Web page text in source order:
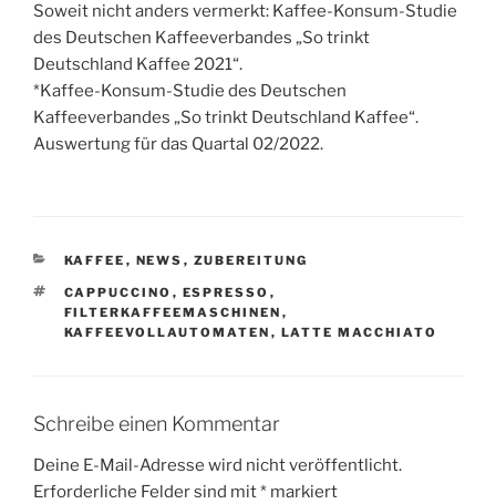
Soweit nicht anders vermerkt: Kaffee-Konsum-Studie
des Deutschen Kaffeeverbandes „So trinkt
Deutschland Kaffee 2021“.
*Kaffee-Konsum-Studie des Deutschen
Kaffeeverbandes „So trinkt Deutschland Kaffee“.
Auswertung für das Quartal 02/2022.
KATEGORIEN
KAFFEE , NEWS , ZUBEREITUNG
SCHLAGWÖRTER
CAPPUCCINO , ESPRESSO ,
FILTERKAFFEEMASCHINEN ,
KAFFEEVOLLAUTOMATEN , LATTE MACCHIATO
Schreibe einen Kommentar
Deine E-Mail-Adresse wird nicht veröffentlicht.
Erforderliche Felder sind mit* markiert